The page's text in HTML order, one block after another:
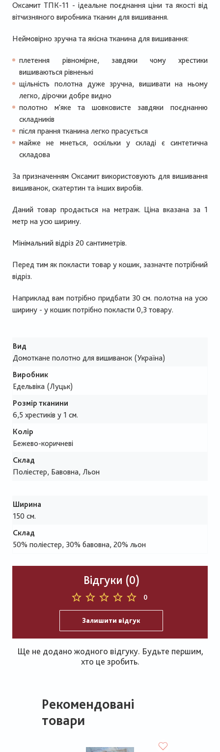
Оксамит ТПК-11 - ідеальне поєднання ціни та якості від
вітчизняного виробника тканин для вишивання.
Неймовірно зручна та якісна тканина для вишивання:
плетення рівномірне, завдяки чому хрестики
вишиваються рівненькі
щільність полотна дуже зручна, вишивати на ньому
легко, дірочки добре видно
полотно м'яке та шовковисте завдяки поєднанню
складників
після прання тканина легко прасується
майже не мнеться, оскільки у складі є синтетична
складова
За призначенням Оксамит використовують для вишивання
вишиванок, скатертин та інших виробів.
Даний товар продається на метраж. Ціна вказана за 1
метр на усю ширину.
Мінімальний відріз 20 сантиметрів.
Перед тим як покласти товар у кошик, зазначте потрібний
відріз.
Наприклад вам потрібно придбати 30 см. полотна на усю
ширину - у кошик потрібно покласти 0,3 товару.
Вид
Домоткане полотно для вишиванок (Україна)
Виробник
Едельвіка (Луцьк)
Розмір тканини
6,5 хрестиків у 1 см.
Колір
Бежево-коричневі
Склад
Поліестер, Бавовна, Льон
Ширина
150 см.
Склад
50% поліестер, 30% бавовна, 20% льон
Відгуки (0)
0
Залишити відгук
Ще не додано жодного відгуку. Будьте першим,
хто це зробить.
Рекомендовані
товари